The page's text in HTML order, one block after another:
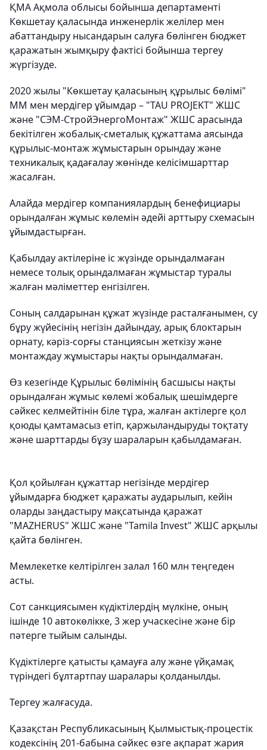
ҚМА Ақмола облысы бойынша департаменті
Көкшетау қаласында инженерлік желілер мен
абаттандыру нысандарын салуға бөлінген бюджет
қаражатын жымқыру фактісі бойынша тергеу
жүргізуде.
2020 жылы "Көкшетау қаласының құрылыс бөлімі"
ММ мен мердігер ұйымдар – "TAU PROJEKT" ЖШС
және "СЭМ-СтройЭнергоМонтаж" ЖШС арасында
бекітілген жобалық-сметалық құжаттама аясында
құрылыс-монтаж жұмыстарын орындау және
техникалық қадағалау жөнінде келісімшарттар
жасалған.
Алайда мердігер компаниялардың бенефициары
орындалған жұмыс көлемін әдейі арттыру схемасын
ұйымдастырған.
Қабылдау актілеріне іс жүзінде орындалмаған
немесе толық орындалмаған жұмыстар туралы
жалған мәліметтер енгізілген.
Соның салдарынан құжат жүзінде расталғанымен, су
бұру жүйесінің негізін дайындау, арық блоктарын
орнату, кәріз-сорғы станциясын жеткізу және
монтаждау жұмыстары нақты орындалмаған.
Өз кезегінде Құрылыс бөлімінің басшысы нақты
орындалған жұмыс көлемі жобалық шешімдерге
сәйкес келмейтінін біле тұра, жалған актілерге қол
қоюды қамтамасыз етіп, қаржыландыруды тоқтату
және шарттарды бұзу шараларын қабылдамаған.
Қол қойылған құжаттар негізінде мердігер
ұйымдарға бюджет қаражаты аударылып, кейін
оларды заңдастыру мақсатында қаражат
"MAZHERUS" ЖШС және "Tamila Invest" ЖШС арқылы
қайта бөлінген.
Мемлекетке келтірілген залал 160 млн теңгеден
асты.
Сот санкциясымен күдіктілердің мүлкіне, оның
ішінде 10 автокөлікке, 3 жер учаскесіне және бір
пәтерге тыйым салынды.
Күдіктілерге қатысты қамауға алу және үйқамақ
түріндегі бұлтартпау шаралары қолданылды.
Тергеу жалғасуда.
Қазақстан Республикасының Қылмыстық-процестік
кодексінің 201-бабына сәйкес өзге ақпарат жария